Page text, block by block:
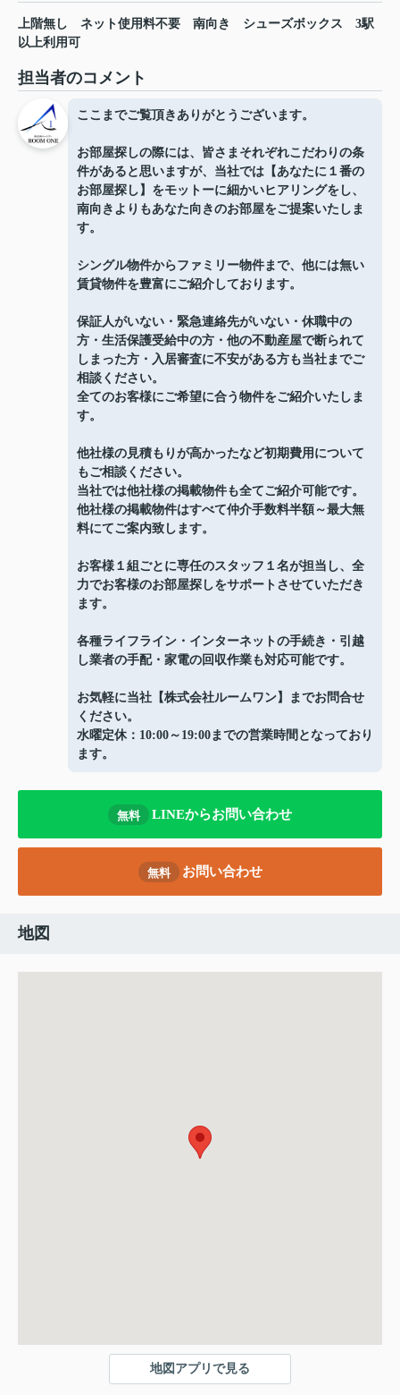
上階無し ネット使用料不要 南向き シューズボックス
3駅
以上利用可
担当者のコメント
ここまでご覧頂きありがとうございます。
お部屋探しの際には、皆さまそれぞれこだわりの条
件があると思いますが、当社では【あなたに１番の
お部屋探し】をモットーに細かいヒアリングをし、
南向きよりもあなた向きのお部屋をご提案いたしま
す。
シングル物件からファミリー物件まで、他には無い
賃貸物件を豊富にご紹介しております。
保証人がいない・緊急連絡先がいない・休職中の
方・生活保護受給中の方・他の不動産屋で断られて
しまった方・入居審査に不安がある方も当社までご
相談ください。
全てのお客様にご希望に合う物件をご紹介いたしま
す。
他社様の見積もりが高かったなど初期費用について
もご相談ください。
当社では他社様の掲載物件も全てご紹介可能です。
他社様の掲載物件はすべて仲介手数料半額～最大無
料にてご案内致します。
お客様１組ごとに専任のスタッフ１名が担当し、全
力でお客様のお部屋探しをサポートさせていただき
ます。
各種ライフライン・インターネットの手続き・引越
し業者の手配・家電の回収作業も対応可能です。
お気軽に当社【株式会社ルームワン】までお問合せ
ください。
水曜定休：10:00～19:00までの営業時間となっており
ます。
無料 LINEからお問い合わせ
無料 お問い合わせ
地図
地図アプリで見る